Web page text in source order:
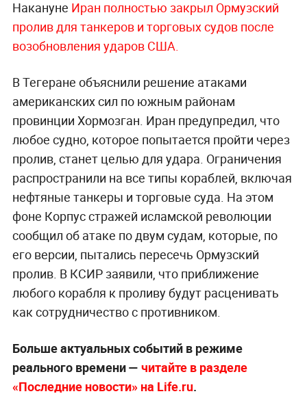
Накануне Иран полностью закрыл Ормузский
пролив для танкеров и торговых судов после
возобновления ударов США.
В Тегеране объяснили решение атаками
американских сил по южным районам
провинции Хормозган. Иран предупредил, что
любое судно, которое попытается пройти через
пролив, станет целью для удара. Ограничения
распространили на все типы кораблей, включая
нефтяные танкеры и торговые суда. На этом
фоне Корпус стражей исламской революции
сообщил об атаке по двум судам, которые, по
его версии, пытались пересечь Ормузский
пролив. В КСИР заявили, что приближение
любого корабля к проливу будут расценивать
как сотрудничество с противником.
Больше актуальных событий в режиме
реального времени — читайте в разделе
«Последние новости» на Life.ru.